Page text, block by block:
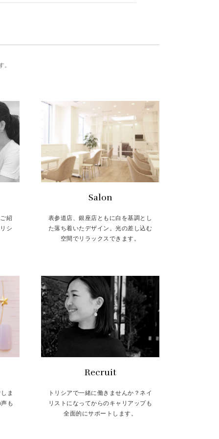
。
紹
シ
Salon
表参道店、銀座店ともに白を基調とし
た落ち着いたデザイン。光の差し込む
空間でリラックスできます。
ま
も
Recruit
トリシアで一緒に働きませんか？ネイ
リストになってからのキャリアップも
全面的にサポートします。